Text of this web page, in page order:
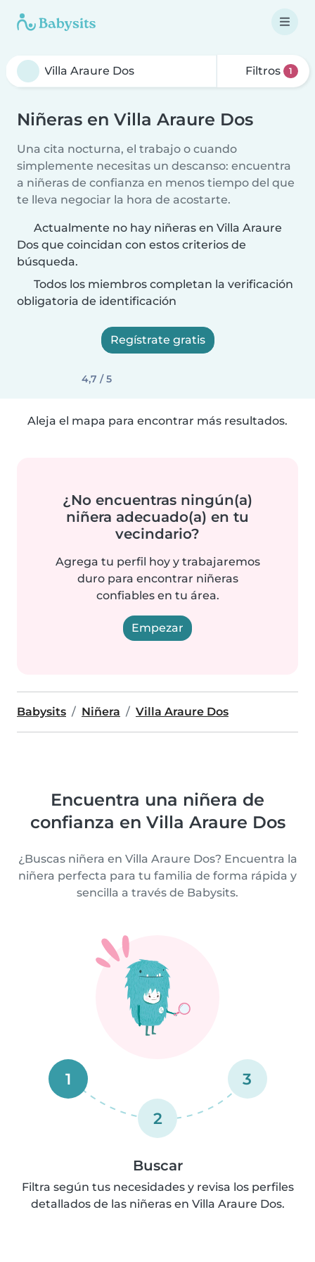
Filtros 1
Niñeras en Villa Araure Dos
Una cita nocturna, el trabajo o cuando
simplemente necesitas un descanso: encuentra
a niñeras de confianza en menos tiempo del que
te lleva negociar la hora de acostarte.
Actualmente no hay niñeras en Villa Araure
Dos que coincidan con estos criterios de
búsqueda.
Todos los miembros completan la verificación
obligatoria de identificación
Regístrate gratis
4,7 / 5
Aleja el mapa para encontrar más resultados.
¿No encuentras ningún(a)
niñera adecuado(a) en tu
vecindario?
Agrega tu perfil hoy y trabajaremos
duro para encontrar niñeras
confiables en tu área.
Empezar
Babysits Niñera Villa Araure Dos
Encuentra una niñera de
confianza en Villa Araure Dos
¿Buscas niñera en Villa Araure Dos? Encuentra la
niñera perfecta para tu familia de forma rápida y
sencilla a través de Babysits.
1
2
3
Buscar
Filtra según tus necesidades y revisa los perfiles
detallados de las niñeras en Villa Araure Dos.